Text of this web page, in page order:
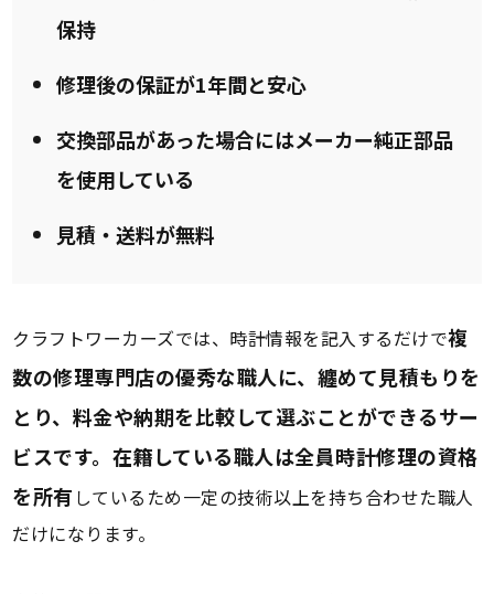
保持
修理後の保証が1年間と安心
交換部品があった場合にはメーカー純正部品
を使用している
見積・送料が無料
クラフトワーカーズでは、時計情報を記入するだけで複
数の修理専門店の優秀な職人に、纏めて見積もりを
とり、料金や納期を比較して選ぶことができるサー
ビスです。在籍している職人は全員時計修理の資格
を所有 しているため一定の技術以上を持ち合わせた職人
だけになります。